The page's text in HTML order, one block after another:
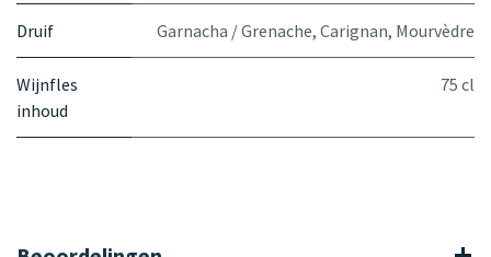
Druif Garnacha / Grenache, Carignan, Mourvèdre
Wijnfles
inhoud
75 cl